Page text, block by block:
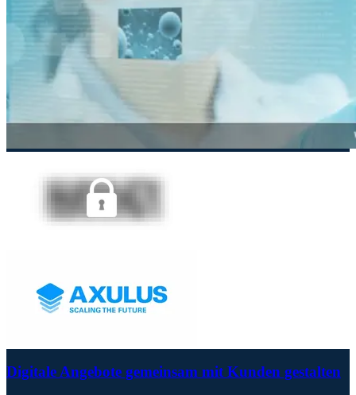
Digitale Angebote gemeinsam mit Kunden gestalten